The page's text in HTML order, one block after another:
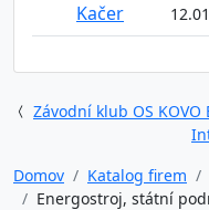
Kačer
Závodní klub OS
Domov
Katalog firem
Energostroj, státní